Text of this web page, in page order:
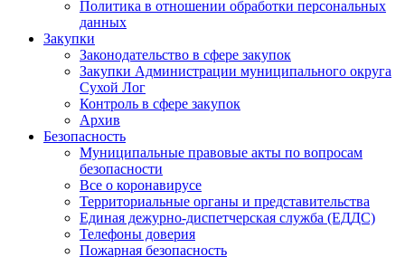
Политика в отношении обработки персональных
данных
Закупки
Законодательство в сфере закупок
Закупки Администрации муниципального округа
Сухой Лог
Контроль в сфере закупок
Архив
Безопасность
Муниципальные правовые акты по вопросам
безопасности
Все о коронавирусе
Территориальные органы и представительства
Единая дежурно-диспетчерская служба (ЕДДС)
Телефоны доверия
Пожарная безопасность